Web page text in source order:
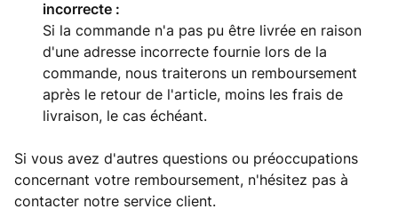
incorrecte :
Si la commande n'a pas pu être livrée en raison
d'une adresse incorrecte fournie lors de la
commande, nous traiterons un remboursement
après le retour de l'article, moins les frais de
livraison, le cas échéant.
Si vous avez d'autres questions ou préoccupations
concernant votre remboursement, n'hésitez pas à
contacter notre service client.